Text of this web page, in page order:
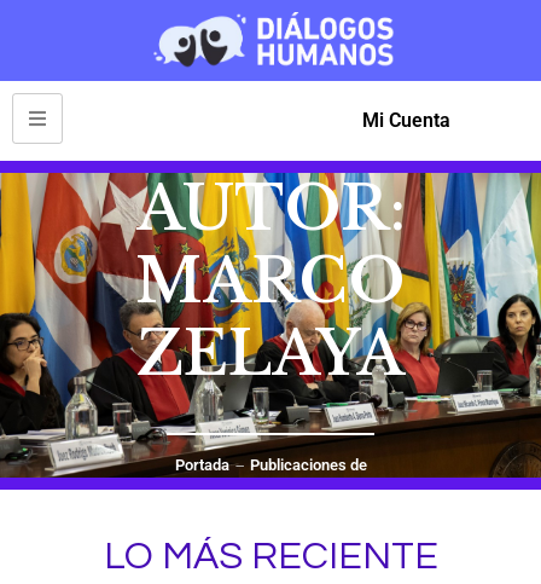
Mi Cuenta
AUTOR:
MARCO
ZELAYA
Portada Publicaciones de
LO MÁS RECIENTE